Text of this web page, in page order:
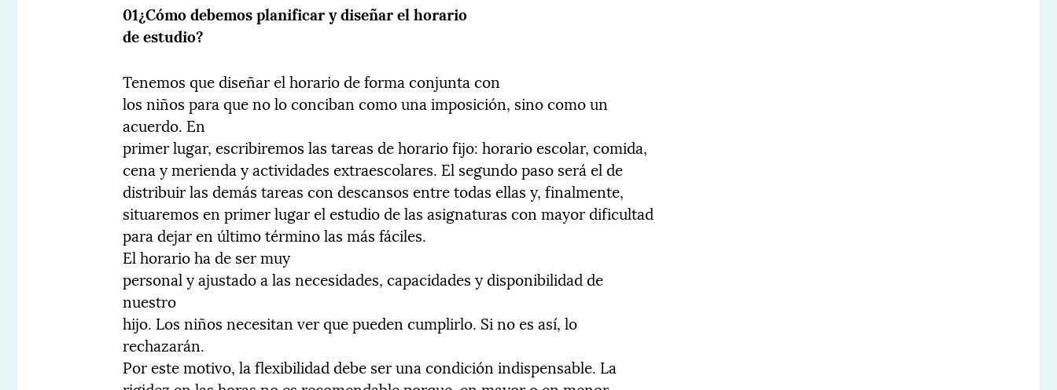
01¿Cómo debemos planificar y diseñar el horario
de estudio?
Tenemos que diseñar el horario de forma conjunta con
los niños para que no lo conciban como una imposición, sino como un
acuerdo. En
primer lugar, escribiremos las tareas de horario fijo: horario escolar, comida,
cena y merienda y actividades extraescolares. El segundo paso será el de
distribuir las demás tareas con descansos entre todas ellas y, finalmente,
situaremos en primer lugar el estudio de las asignaturas con mayor dificultad
para dejar en último término las más fáciles.
El horario ha de ser muy
personal y ajustado a las necesidades, capacidades y disponibilidad de
nuestro
hijo. Los niños necesitan ver que pueden cumplirlo. Si no es así, lo
rechazarán.
Por este motivo, la flexibilidad debe ser una condición indispensable. La